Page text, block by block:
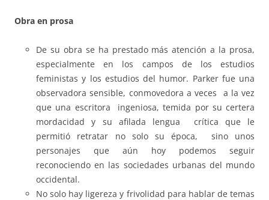
Obra en prosa
De su obra se ha prestado más atención a la prosa,
especialmente en los campos de los estudios
feministas y los estudios del humor. Parker fue una
observadora sensible, conmovedora a veces a la vez
que una escritora ingeniosa, temida por su certera
mordacidad y su afilada lengua crítica que le
permitió retratar no solo su época, sino unos
personajes que aún hoy podemos seguir
reconociendo en las sociedades urbanas del mundo
occidental.
No solo hay ligereza y frivolidad para hablar de temas